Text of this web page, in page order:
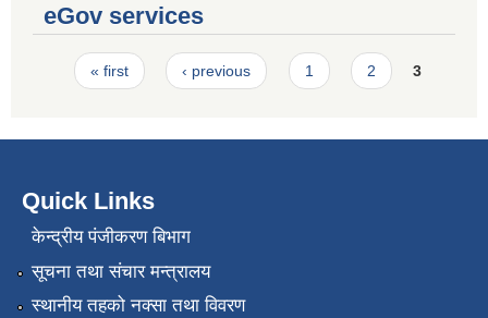
eGov services
Pages
« first ‹ previous 1 2 3
Quick Links
केन्द्रीय पंजीकरण बिभाग
सूचना तथा संचार मन्त्रालय
स्थानीय तहको नक्सा तथा विवरण